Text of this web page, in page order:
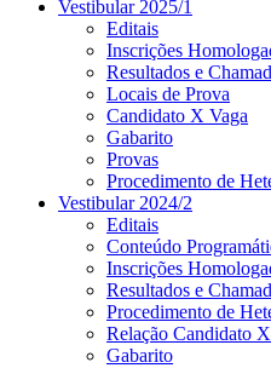
Vestibular 2025/1
Editais
Inscrições
Resultados e
Locais de Prova
Candidato X Vaga
Gabarito
Provas
Procedimento de
Vestibular 2024/2
Editais
Conteúdo
Inscrições
Resultados e
Procedimento de
Relação Candidato
Gabarito